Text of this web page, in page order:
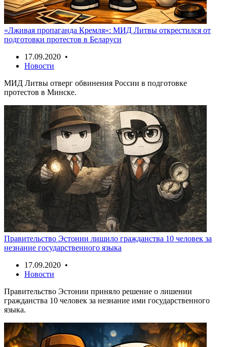
«Лживая пропаганда Кремля»: МИД Литвы открестился от
подготовки протестов в Беларуси
17.09.2020 •
Новости
МИД Литвы отверг обвинения России в подготовке
протестов в Минске.
Правительство Эстонии лишило гражданства 10 человек за
незнание государственного языка
17.09.2020 •
Новости
Правительство Эстонии приняло решение о лишении
гражданства 10 человек за незнание ими государственного
языка.